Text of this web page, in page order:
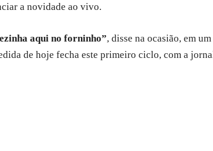
a novidade ao vivo.
aqui no forninho”, disse na ocasião, em
de hoje fecha este primeiro ciclo, com a